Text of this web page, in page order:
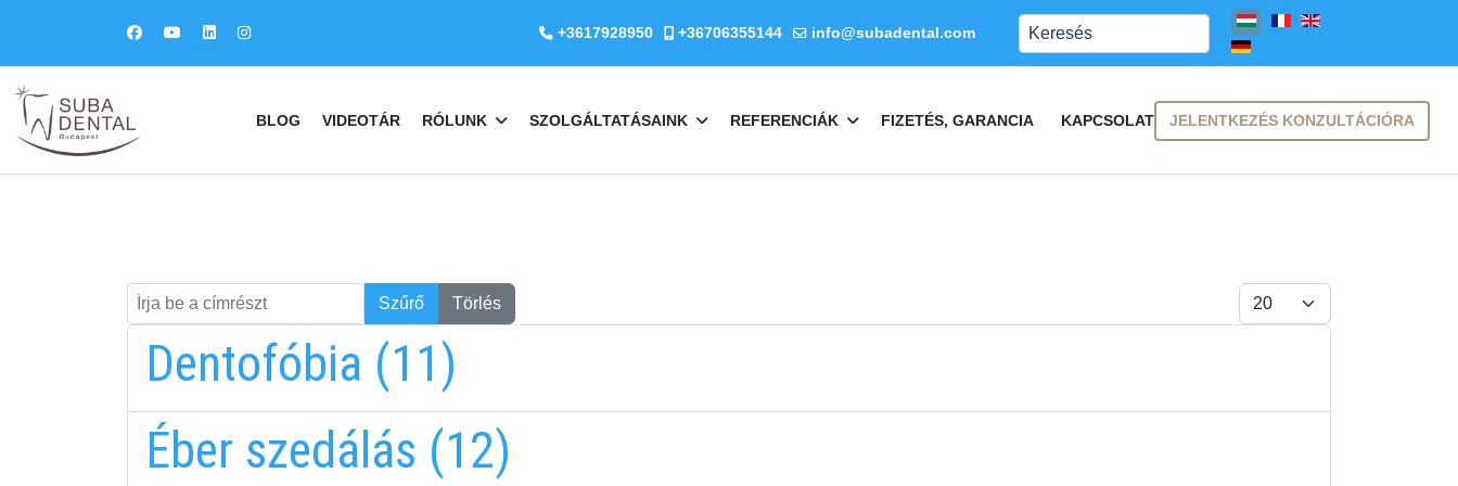
Keresés
+3617928950 +36706355144 info@subadental.com
JELENTKEZÉS KONZULTÁCIÓRA
BLOG VIDEOTÁR RÓLUNK SZOLGÁLTATÁSAINK REFERENCIÁK FIZETÉS, GARANCIA KAPCSOLAT
Írja be a címrészt
Keresés Szűrő Törlés Tételek #
Dentofóbia (11)
Éber szedálás (12)